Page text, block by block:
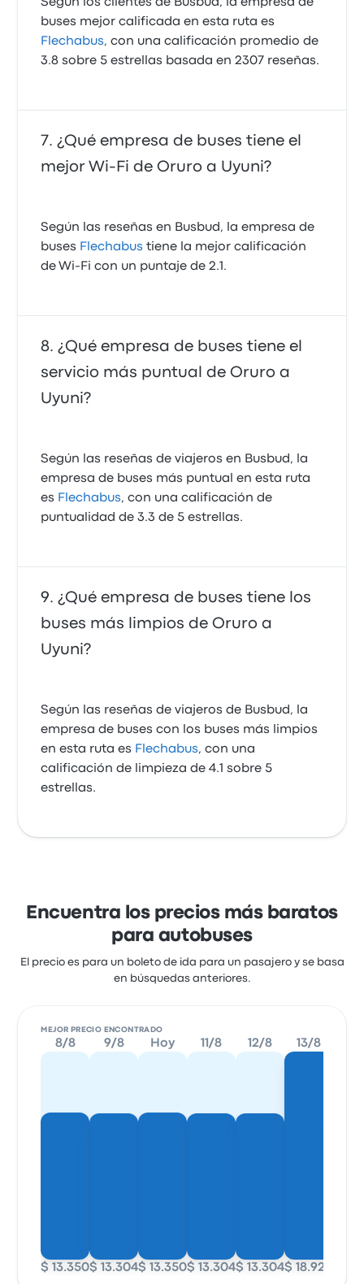
Según los clientes de Busbud, la empresa de
buses mejor calificada en esta ruta es
Flechabus, con una calificación promedio de
3.8 sobre 5 estrellas basada en 2307 reseñas.
¿Qué empresa de buses tiene el
mejor Wi-Fi de Oruro a Uyuni?
Según las reseñas en Busbud, la empresa de
buses Flechabus tiene la mejor calificación
de Wi‑Fi con un puntaje de 2.1.
¿Qué empresa de buses tiene el
servicio más puntual de Oruro a
Uyuni?
Según las reseñas de viajeros en Busbud, la
empresa de buses más puntual en esta ruta
es Flechabus, con una calificación de
puntualidad de 3.3 de 5 estrellas.
¿Qué empresa de buses tiene los
buses más limpios de Oruro a
Uyuni?
Según las reseñas de viajeros de Busbud, la
empresa de buses con los buses más limpios
en esta ruta es Flechabus, con una
calificación de limpieza de 4.1 sobre 5
estrellas.
Encuentra los precios más baratos
para autobuses
El precio es para un boleto de ida para un pasajero y se basa
en búsquedas anteriores.
MEJOR PRECIO ENCONTRADO
8/8
$ 13.350
9/8
$ 13.304
Hoy
$ 13.350
11/8
$ 13.304
12/8
$ 13.304
13/8
$ 18.922